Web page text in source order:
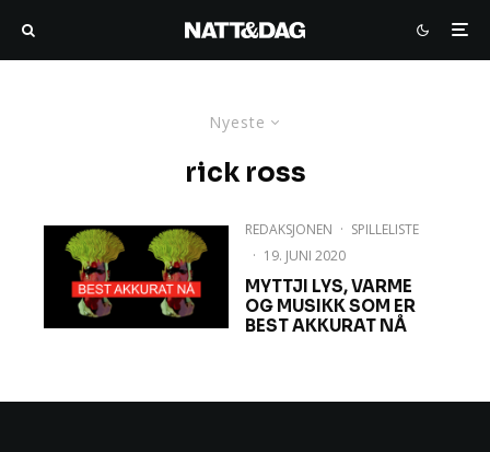
Nyeste
rick ross
REDAKSJONEN · SPILLELISTE
· 19. JUNI 2020
MYTTJI LYS, VARME
OG MUSIKK SOM ER
BEST AKKURAT NÅ